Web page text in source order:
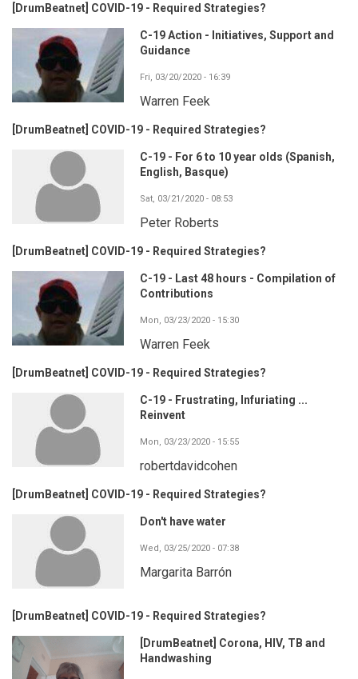
[DrumBeatnet] COVID-19 - Required Strategies?
C-19 Action - Initiatives, Support and
Guidance
Fri, 03/20/2020 - 16:39
Warren Feek
[DrumBeatnet] COVID-19 - Required Strategies?
C-19 - For 6 to 10 year olds (Spanish,
English, Basque)
Sat, 03/21/2020 - 08:53
Peter Roberts
[DrumBeatnet] COVID-19 - Required Strategies?
C-19 - Last 48 hours - Compilation of
Contributions
Mon, 03/23/2020 - 15:30
Warren Feek
[DrumBeatnet] COVID-19 - Required Strategies?
C-19 - Frustrating, Infuriating ...
Reinvent
Mon, 03/23/2020 - 15:55
robertdavidcohen
[DrumBeatnet] COVID-19 - Required Strategies?
Don't have water
Wed, 03/25/2020 - 07:38
Margarita Barrón
[DrumBeatnet] COVID-19 - Required Strategies?
[DrumBeatnet] Corona, HIV, TB and
Handwashing